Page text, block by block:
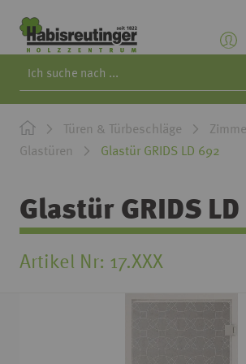
Türen & Türbeschläge
Glastüren
Glastür GRIDS LD 692
Glastür GRIDS
Artikel Nr 17.XXX